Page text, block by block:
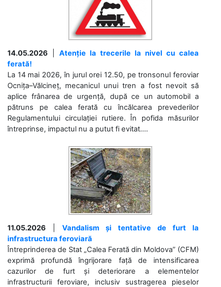
14.05.2026
Atenție la trecerile la nivel cu calea
ferată!
La 14 mai 2026, în jurul orei 12.50, pe tronsonul feroviar
Ocnița–Vălcineț, mecanicul unui tren a fost nevoit să
aplice frânarea de urgență, după ce un automobil a
pătruns pe calea ferată cu încălcarea prevederilor
Regulamentului circulației rutiere. În pofida măsurilor
întreprinse, impactul nu a putut fi evitat....
11.05.2026
Vandalism și tentative de furt la
infrastructura feroviară
Întreprinderea de Stat „Calea Ferată din Moldova” (CFM)
exprimă profundă îngrijorare față de intensificarea
cazurilor de furt și deteriorare a elementelor
infrastructurii feroviare, inclusiv sustragerea pieselor